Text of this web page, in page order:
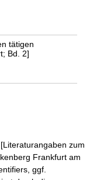
tätigen
Bd. 2]
zum
Frankfurt am
ggf.